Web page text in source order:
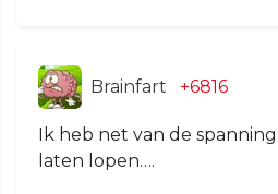
Brainfart +6816
Ik heb net van de
laten lopen….